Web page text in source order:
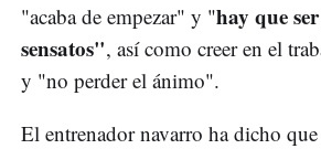
"acaba de empezar" y "hay que
sensatos", así como creer en el
y "no perder el ánimo".
El entrenador navarro ha dicho